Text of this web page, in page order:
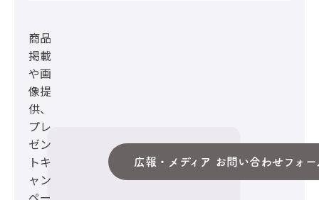
商品
掲載
や画
像提
供、
プレ
ゼン
トキ
ャン
広報・メディア お問い合わせフォー